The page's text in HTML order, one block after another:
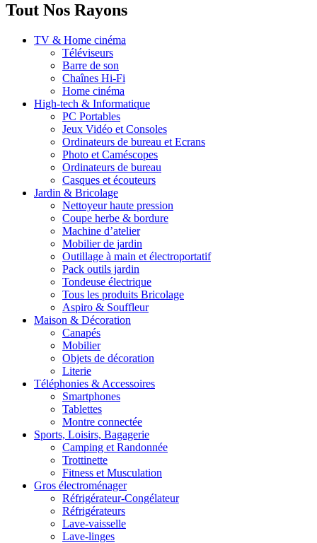
Tout Nos Rayons
TV & Home cinéma
Téléviseurs
Barre de son
Chaînes Hi-Fi
Home cinéma
High-tech & Informatique
PC Portables
Jeux Vidéo et Consoles
Ordinateurs de bureau et Ecrans
Photo et Caméscopes
Ordinateurs de bureau
Casques et écouteurs
Jardin & Bricolage
Nettoyeur haute pression
Coupe herbe & bordure
Machine d’atelier
Mobilier de jardin
Outillage à main et électroportatif
Pack outils jardin
Tondeuse électrique
Tous les produits Bricolage
Aspiro & Souffleur
Maison & Décoration
Canapés
Mobilier
Objets de décoration
Literie
Téléphonies & Accessoires
Smartphones
Tablettes
Montre connectée
Sports, Loisirs, Bagagerie
Camping et Randonnée
Trottinette
Fitness et Musculation
Gros électroménager
Réfrigérateur-Congélateur
Réfrigérateurs
Lave-vaisselle
Lave-linges